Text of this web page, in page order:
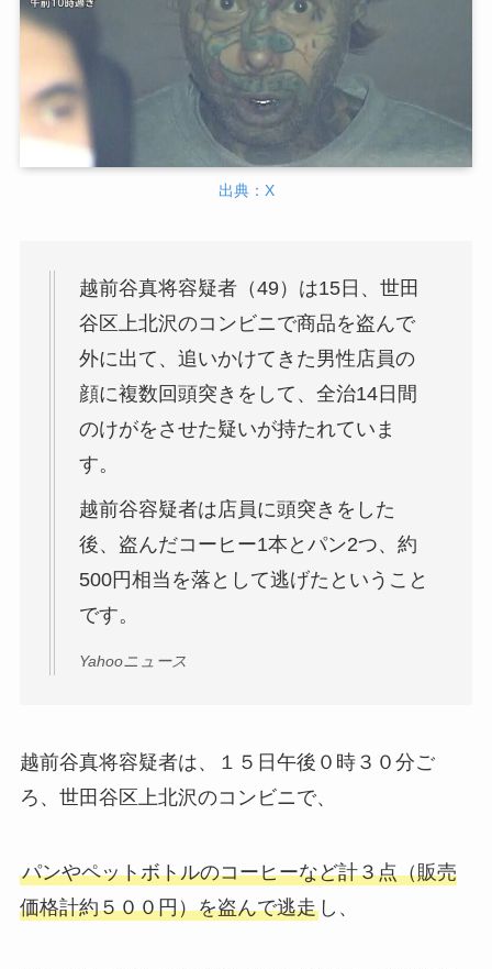
出典：X
越前谷真将容疑者（49）は15日、世田
谷区上北沢のコンビニで商品を盗んで
外に出て、追いかけてきた男性店員の
顔に複数回頭突きをして、全治14日間
のけがをさせた疑いが持たれていま
す。
越前谷容疑者は店員に頭突きをした
後、盗んだコーヒー1本とパン2つ、約
500円相当を落として逃げたということ
です。
Yahooニュース
越前谷真将容疑者は、１５日午後０時３０分ご
ろ、世田谷区上北沢のコンビニで、
パンやペットボトルのコーヒーなど計３点（販売
価格計約５００円）を盗んで逃走し、